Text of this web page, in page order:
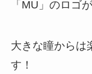
「MU」のロゴ
大きな瞳からは
す！